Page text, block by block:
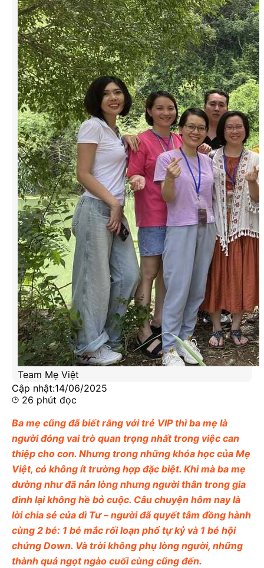
Team Mẹ Việt
Cập nhật:14/06/2025
26 phút đọc
Ba mẹ cũng đã biết rằng với trẻ VIP thì ba mẹ là
người đóng vai trò quan trọng nhất trong việc can
thiệp cho con. Nhưng trong những khóa học của Mẹ
Việt, có không ít trường hợp đặc biệt. Khi mà ba mẹ
dường như đã nản lòng nhưng người thân trong gia
đình lại không hề bỏ cuộc. Câu chuyện hôm nay là
lời chia sẻ của dì Tư – người đã quyết tâm đồng hành
cùng 2 bé: 1 bé mắc rối loạn phổ tự kỷ và 1 bé hội
chứng Down. Và trời không phụ lòng người, những
thành quả ngọt ngào cuối cùng cũng đến.